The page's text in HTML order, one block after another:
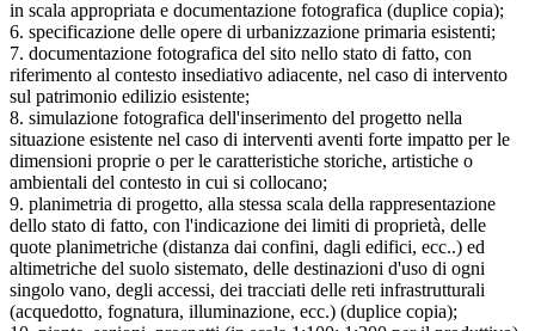
in scala appropriata e documentazione fotografica (duplice copia);
6. specificazione delle opere di urbanizzazione primaria esistenti;
7. documentazione fotografica del sito nello stato di fatto, con
riferimento al contesto insediativo adiacente, nel caso di intervento
sul patrimonio edilizio esistente;
8. simulazione fotografica dell'inserimento del progetto nella
situazione esistente nel caso di interventi aventi forte impatto per le
dimensioni proprie o per le caratteristiche storiche, artistiche o
ambientali del contesto in cui si collocano;
9. planimetria di progetto, alla stessa scala della rappresentazione
dello stato di fatto, con l'indicazione dei limiti di proprietà, delle
quote planimetriche (distanza dai confini, dagli edifici, ecc..) ed
altimetriche del suolo sistemato, delle destinazioni d'uso di ogni
singolo vano, degli accessi, dei tracciati delle reti infrastrutturali
(acquedotto, fognatura, illuminazione, ecc.) (duplice copia);